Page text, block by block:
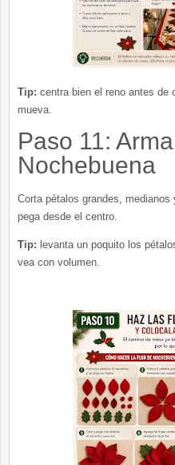
Tip: centra bien el reno antes de
mueva.
Paso 11:
Nochebuena
Corta pétalos grandes,
pega desde el centro.
Tip: levanta un poquito los
vea con volumen.